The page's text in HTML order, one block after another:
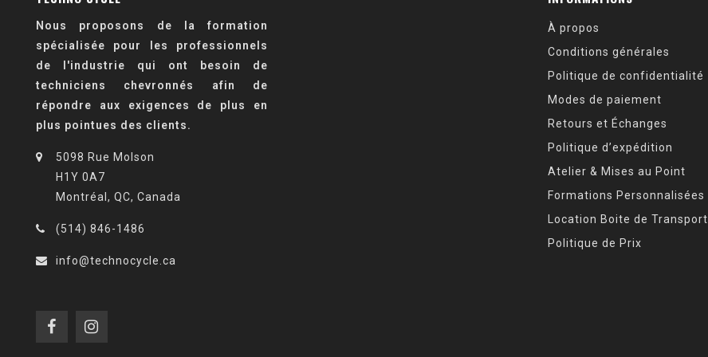
Nous proposons de la formation
spécialisée pour les professionnels
de l'industrie qui ont besoin de
techniciens chevronnés afin de
répondre aux exigences de plus en
plus pointues des clients.
5098 Rue Molson
H1Y 0A7
Montréal, QC, Canada
(514) 846-1486
info@technocycle.ca
À propos
Conditions générales
Politique de confidentialité
Modes de paiement
Retours et Échanges
Politique d’expédition
Atelier & Mises au Point
Formations Personnalisées
Location Boite de Transport
Politique de Prix